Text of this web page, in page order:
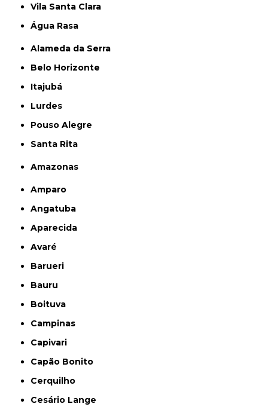
Vila Santa Clara
Água Rasa
Alameda da Serra
Belo Horizonte
Itajubá
Lurdes
Pouso Alegre
Santa Rita
Amazonas
Amparo
Angatuba
Aparecida
Avaré
Barueri
Bauru
Boituva
Campinas
Capivari
Capão Bonito
Cerquilho
Cesário Lange